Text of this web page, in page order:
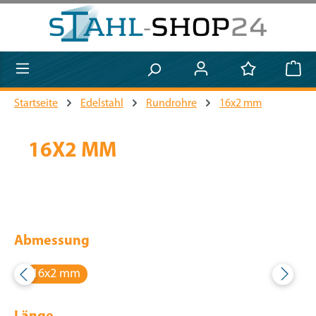
Zum Hauptinhalt springen
Startseite Edelstahl Rundrohre 16x2 mm
16X2 MM
Abmessung
16x2 mm